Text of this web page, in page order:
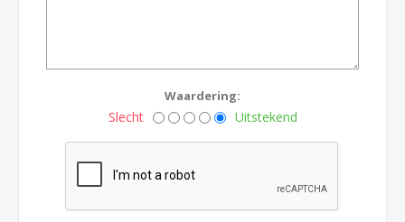
Waardering:
Slecht Uitstekend